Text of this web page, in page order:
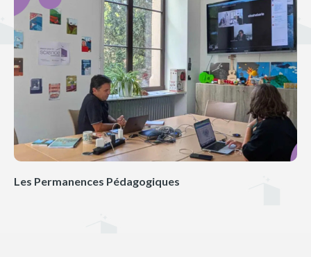
Les Permanences Pédagogiques